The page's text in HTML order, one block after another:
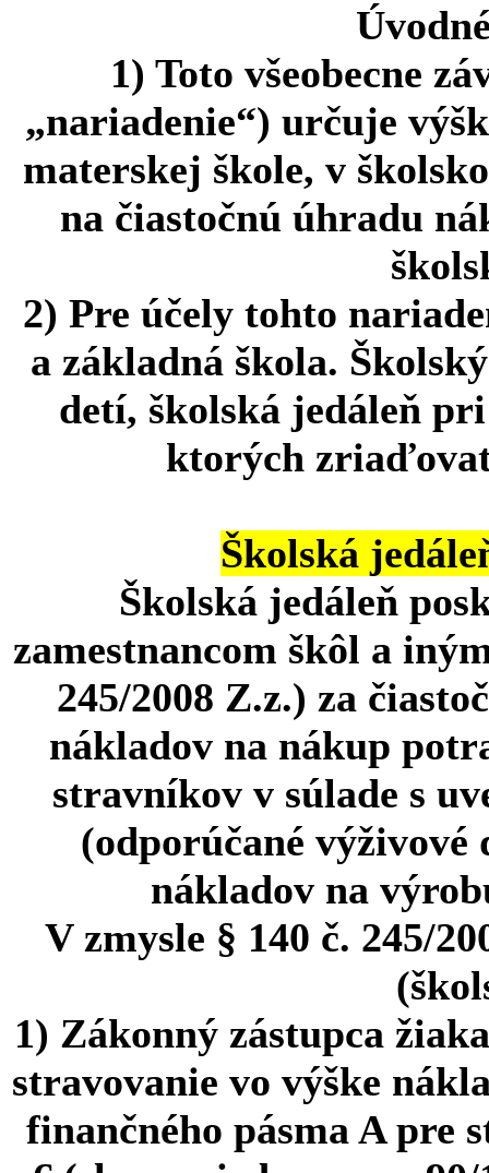
1) Toto všeobecne
„nariadenie“) určuje
materskej škole, v
na čiastočnú úhradu
2) Pre účely tohto
a základná škola.
detí, školská jedáleň
ktorých
Školská
Školská jedáleň
zamestnancom škôl a
245/2008 Z.z.) za
nákladov na nákup
stravníkov v súlade s
(odporúčané
nákladov na
V zmysle § 140 č. 245/
1) Zákonný zástupca
stravovanie vo výške
finančného pásma A pre